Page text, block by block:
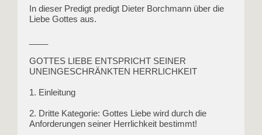
In dieser Predigt predigt Dieter Borchmann über die
Liebe Gottes aus.
GOTTES LIEBE ENTSPRICHT SEINER
UNEINGESCHRÄNKTEN HERRLICHKEIT
1. Einleitung
2. Dritte Kategorie: Gottes Liebe wird durch die
Anforderungen seiner Herrlichkeit bestimmt!